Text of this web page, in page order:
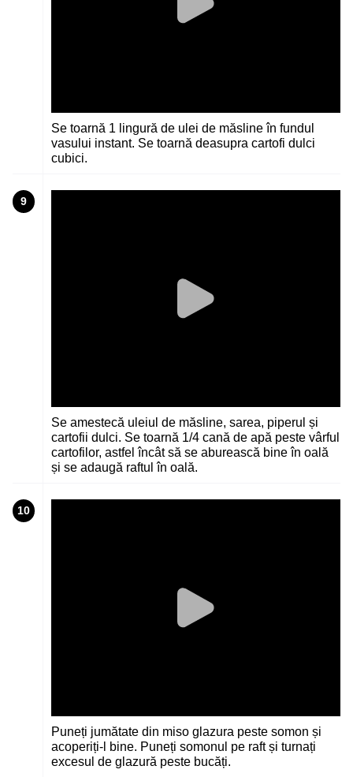
Se toarnă 1 lingură de ulei de măsline în fundul
vasului instant. Se toarnă deasupra cartofi dulci
cubici.
9
Se amestecă uleiul de măsline, sarea, piperul și
cartofii dulci. Se toarnă 1/4 cană de apă peste vârful
cartofilor, astfel încât să se aburească bine în oală
și se adaugă raftul în oală.
10
Puneți jumătate din miso glazura peste somon și
acoperiți-l bine. Puneți somonul pe raft și turnați
excesul de glazură peste bucăți.